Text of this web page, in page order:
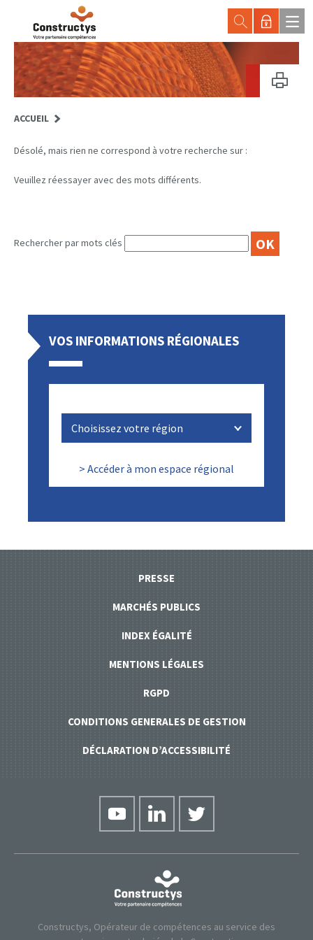
ACCUEIL
Désolé, mais rien ne correspond à votre recherche sur :
Veuillez réessayer avec des mots différents.
Rechercher par mots clés OK
VOS INFORMATIONS RÉGIONALES
> Accéder à mon espace régional
PRESSE
MARCHÉS PUBLICS
INDEX ÉGALITÉ
MENTIONS LÉGALES
RGPD
CONDITIONS GENERALES DE GESTION
DÉCLARATION D’ACCESSIBILITÉ
Constructys, Opérateur de compétences au service des